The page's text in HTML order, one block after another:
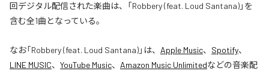
回デジタル配信された楽曲は、「Robbery (feat. Loud Santana)」を
含む全1曲となっている。
なお「Robbery (feat. Loud Santana)」は、 Apple Music、 Spotify、
LINE MUSIC、 YouTube Music、 Amazon Music Unlimitedなどの音楽配